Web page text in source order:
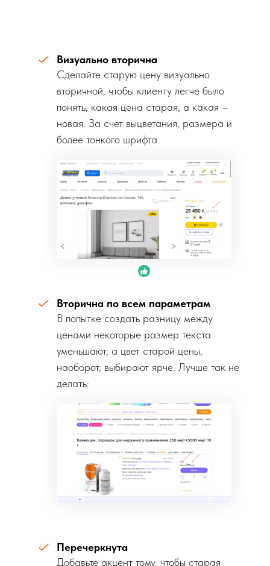
Визуально вторична
Сделайте старую цену визуально
вторичной, чтобы клиенту легче было
понять, какая цена старая, а какая –
новая. За счет выцветания, размера и
более тонкого шрифта.
Вторична по всем параметрам
В попытке создать разницу между
ценами некоторые размер текста
уменьшают, а цвет старой цены,
наоборот, выбирают ярче. Лучше так не
делать:
Перечеркнута
Добавьте акцент тому, чтобы старая